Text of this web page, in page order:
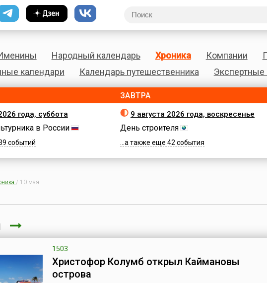
Народный календарь Хроника Компании
календари
Календарь путешественника Экспертные
года, суббота
в России
событий
ЗАВТРА
9 августа 2026 года, воскресенье
День строителя
...а также еще 42 события
/ 10 мая
1503
Христофор Колумб открыл Каймановы
острова